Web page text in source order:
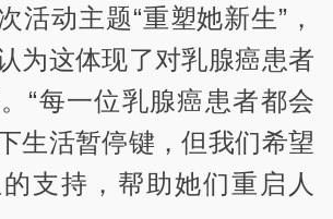
活动主题“重塑她新生”，
为这体现了对乳腺癌患者
“每一位乳腺癌患者都会
生活暂停键，但我们希望
支持，帮助她们重启人